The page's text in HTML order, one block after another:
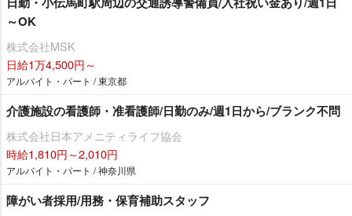
～OK
株式会社MSK
日給1万4,500円～
アルバイト・パート / 東京都
介護施設の看護師・准看護師/日勤のみ/週1日から/ブランク不問
株式会社日本アメニティライフ協会
時給1,810円～2,010円
アルバイト・パート / 神奈川県
障がい者採用/用務・保育補助スタッフ